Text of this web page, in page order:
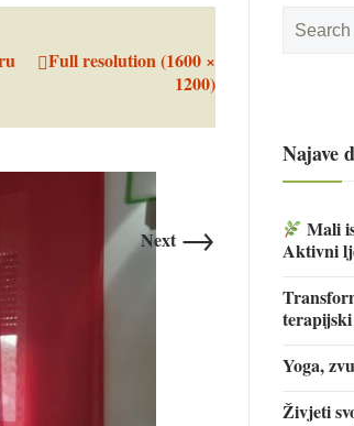
Full resolution (1600 ×
1200)
Next →
for:
Najave
Mali
Aktivni
Yoga,
Živjeti